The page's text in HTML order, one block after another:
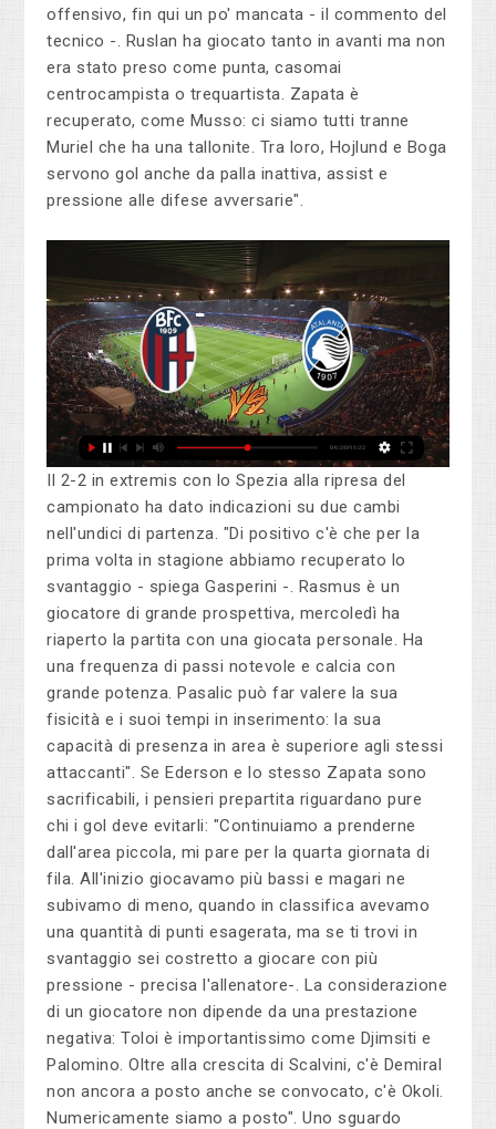
offensivo, fin qui un po' mancata - il commento del
tecnico -. Ruslan ha giocato tanto in avanti ma non
era stato preso come punta, casomai
centrocampista o trequartista. Zapata è
recuperato, come Musso: ci siamo tutti tranne
Muriel che ha una tallonite. Tra loro, Hojlund e Boga
servono gol anche da palla inattiva, assist e
pressione alle difese avversarie".
Il 2-2 in extremis con lo Spezia alla ripresa del
campionato ha dato indicazioni su due cambi
nell'undici di partenza. "Di positivo c'è che per la
prima volta in stagione abbiamo recuperato lo
svantaggio - spiega Gasperini -. Rasmus è un
giocatore di grande prospettiva, mercoledì ha
riaperto la partita con una giocata personale. Ha
una frequenza di passi notevole e calcia con
grande potenza. Pasalic può far valere la sua
fisicità e i suoi tempi in inserimento: la sua
capacità di presenza in area è superiore agli stessi
attaccanti". Se Ederson e lo stesso Zapata sono
sacrificabili, i pensieri prepartita riguardano pure
chi i gol deve evitarli: "Continuiamo a prenderne
dall'area piccola, mi pare per la quarta giornata di
fila. All'inizio giocavamo più bassi e magari ne
subivamo di meno, quando in classifica avevamo
una quantità di punti esagerata, ma se ti trovi in
svantaggio sei costretto a giocare con più
pressione - precisa l'allenatore-. La considerazione
di un giocatore non dipende da una prestazione
negativa: Toloi è importantissimo come Djimsiti e
Palomino. Oltre alla crescita di Scalvini, c'è Demiral
non ancora a posto anche se convocato, c'è Okoli.
Numericamente siamo a posto". Uno sguardo